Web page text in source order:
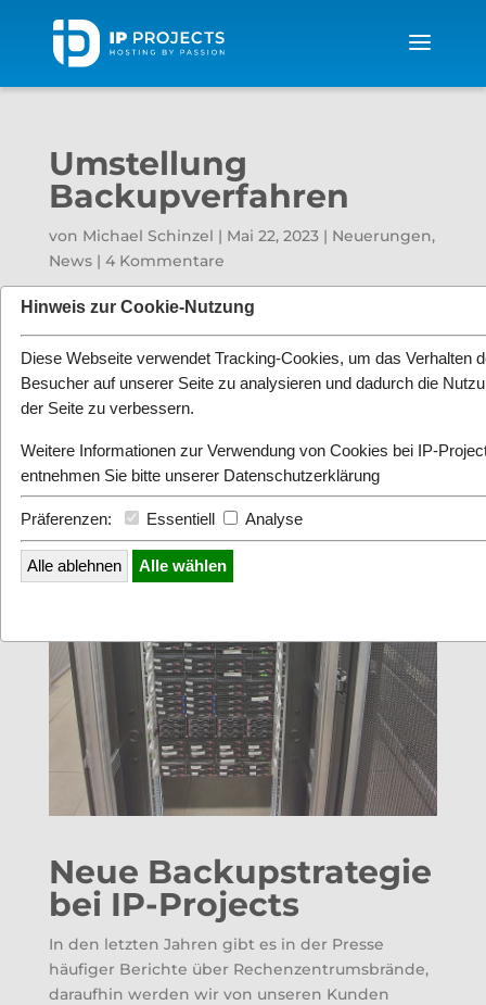
Umstellung
Backupverfahren
von Michael Schinzel | Mai 22, 2023| Neuerungen,
News| 4 Kommentare
Neue Backupstrategie
bei IP-Projects
In den letzten Jahren gibt es in der Presse
häufiger Berichte über Rechenzentrumsbrände,
daraufhin werden wir von unseren Kunden
Hinweis zur Cookie-Nutzung
Diese Webseite verwendet Tracking-Cookies, um das Verhalten
Besucher auf unserer Seite zu analysieren und dadurch die
der Seite zu verbessern.
Weitere Informationen zur Verwendung von Cookies bei IP-
entnehmen Sie bitte unserer Datenschutzerklärung
Präferenzen: Essentiell Analyse
Alle ablehnen Alle wählen